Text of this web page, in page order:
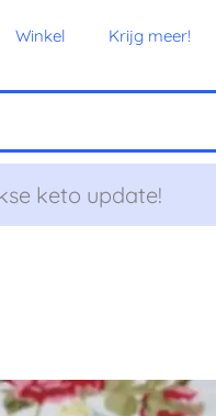
Winkel Krijg meer!
keto update!